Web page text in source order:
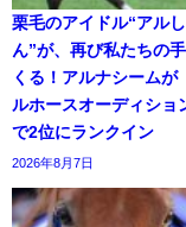
栗毛のアイドル“アル
ん”が、再び私たちの
くる！アルナシームが
ルホースオーディショ
で2位にランクイン
2026年8月7日